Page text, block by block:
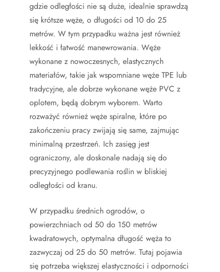
gdzie odległości nie są duże, idealnie sprawdzą
się krótsze węże, o długości od 10 do 25
metrów. W tym przypadku ważna jest również
lekkość i łatwość manewrowania. Węże
wykonane z nowoczesnych, elastycznych
materiałów, takie jak wspomniane węże TPE lub
tradycyjne, ale dobrze wykonane węże PVC z
oplotem, będą dobrym wyborem. Warto
rozważyć również węże spiralne, które po
zakończeniu pracy zwijają się same, zajmując
minimalną przestrzeń. Ich zasięg jest
ograniczony, ale doskonale nadają się do
precyzyjnego podlewania roślin w bliskiej
odległości od kranu.
W przypadku średnich ogrodów, o
powierzchniach od 50 do 150 metrów
kwadratowych, optymalna długość węża to
zazwyczaj od 25 do 50 metrów. Tutaj pojawia
się potrzeba większej elastyczności i odporności